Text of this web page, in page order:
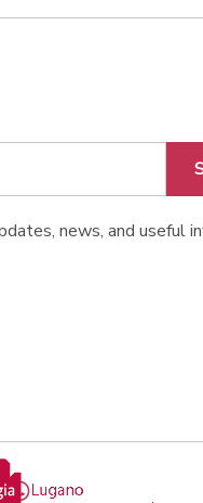
news, and useful